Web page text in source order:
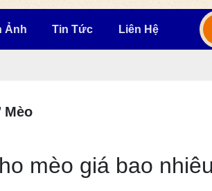
Ảnh Tin Tức Liên Hệ
Mèo
mèo giá bao nhiêu